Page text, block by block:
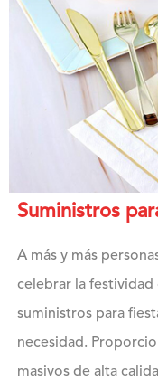
Suministros
A más y más
celebrar la festividad
suministros para
necesidad.
masivos de alta